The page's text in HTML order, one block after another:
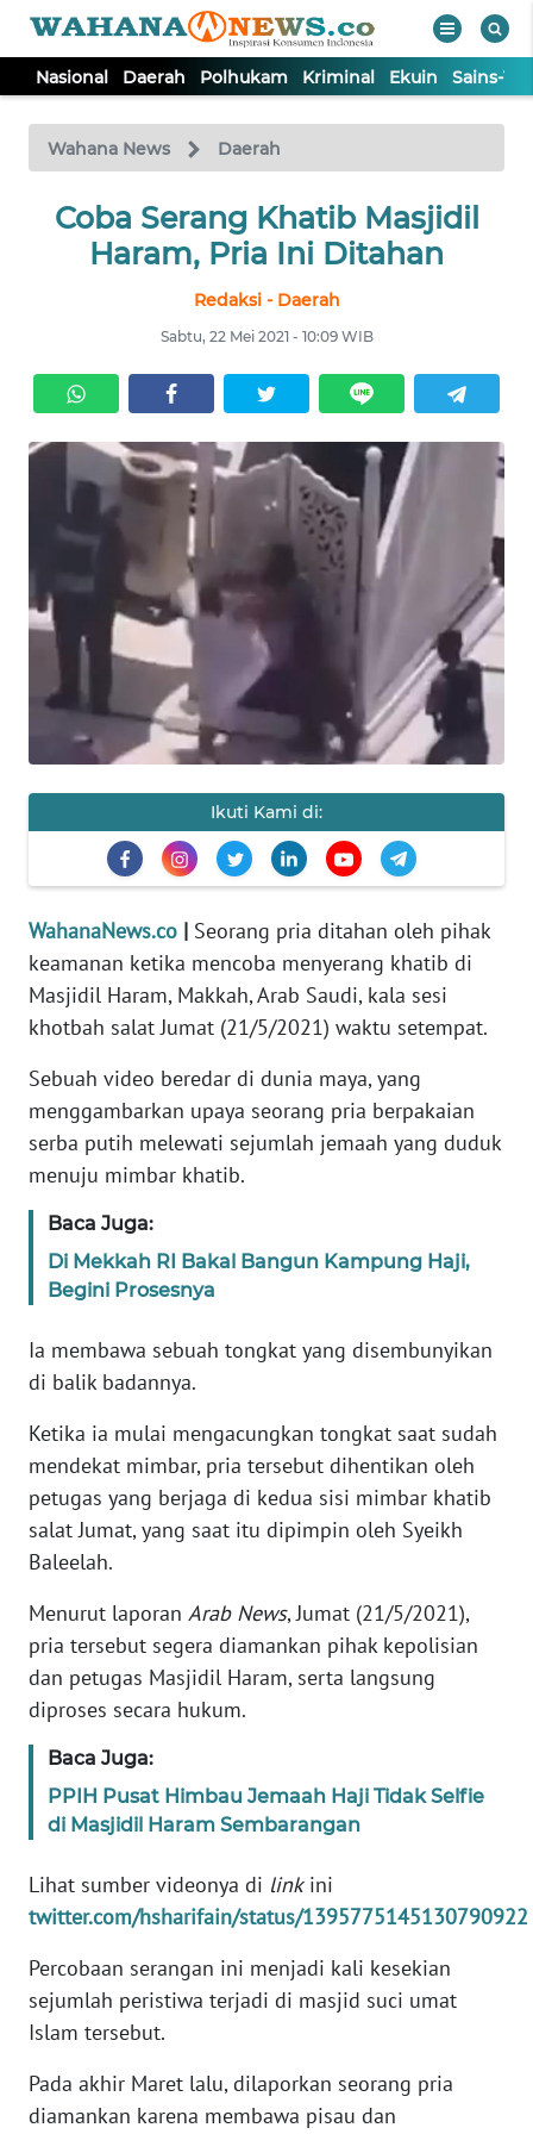
Nasional Daerah Polhukam Kriminal Ekuin Sains-
Wahana News Daerah
Coba Serang Khatib Masjidil
Haram, Pria Ini Ditahan
Redaksi - Daerah
Sabtu, 22 Mei 2021 - 10:09 WIB
Ikuti Kami di:
WahanaNews.co | Seorang pria ditahan oleh pihak
keamanan ketika mencoba menyerang khatib di
Masjidil Haram, Makkah, Arab Saudi, kala sesi
khotbah salat Jumat (21/5/2021) waktu setempat.
Sebuah video beredar di dunia maya, yang
menggambarkan upaya seorang pria berpakaian
serba putih melewati sejumlah jemaah yang duduk
menuju mimbar khatib.
Baca Juga:
Di Mekkah RI Bakal Bangun Kampung Haji,
Begini Prosesnya
Ia membawa sebuah tongkat yang disembunyikan
di balik badannya.
Ketika ia mulai mengacungkan tongkat saat sudah
mendekat mimbar, pria tersebut dihentikan oleh
petugas yang berjaga di kedua sisi mimbar khatib
salat Jumat, yang saat itu dipimpin oleh Syeikh
Baleelah.
Menurut laporan Arab News, Jumat (21/5/2021),
pria tersebut segera diamankan pihak kepolisian
dan petugas Masjidil Haram, serta langsung
diproses secara hukum.
Baca Juga:
PPIH Pusat Himbau Jemaah Haji Tidak Selfie
di Masjidil Haram Sembarangan
Lihat sumber videonya di linkini
twitter.com/hsharifain/status/1395775145130790922
Percobaan serangan ini menjadi kali kesekian
sejumlah peristiwa terjadi di masjid suci umat
Islam tersebut.
Pada akhir Maret lalu, dilaporkan seorang pria
diamankan karena membawa pisau dan
TV
Tutup
NASIONAL
KRIMINAL
EKUIN
SAINS-TEKNO
KESEHATAN
SERBA-SERBI
OLAHRAGA
OPINI
EDITORIAL
Informasi
INDEKS
BERITA
KONTAK
INFO
TENTANG
PEDOMAN
MEDIA
SIBER
KARIR
DISCLAIMER
Wahana
Regional
WN
SUMUT
WN
JAKARTA
JABAR